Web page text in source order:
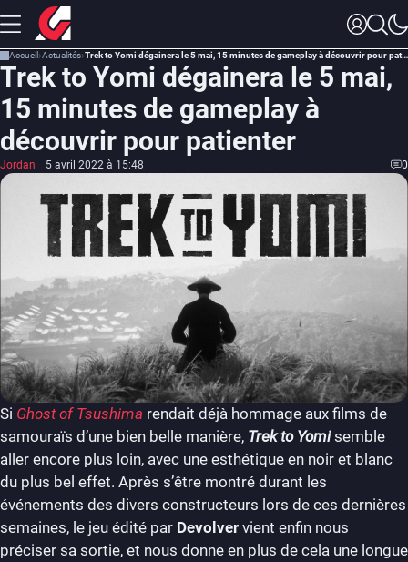
Accueil Actualités Trek to Yomi dégainera le 5 mai, 15 minutes de gameplay à découvrir pour patienter
Trek to Yomi dégainera le 5 mai,
15 minutes de gameplay à
découvrir pour patienter
Jordan 5 avril 2022 à 15:48 0
Si Ghost of Tsushima rendait déjà hommage aux films de
samouraïs d’une bien belle manière, Trek to Yomisemble
aller encore plus loin, avec une esthétique en noir et blanc
du plus bel effet. Après s’être montré durant les
événements des divers constructeurs lors de ces dernières
semaines, le jeu édité par Devolver vient enfin nous
préciser sa sortie, et nous donne en plus de cela une longue